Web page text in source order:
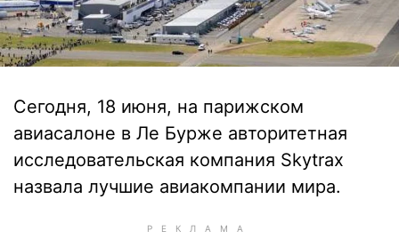
Сегодня, 18 июня, на парижском
авиасалоне в Ле Бурже авторитетная
исследовательская компания Skytrax
назвала лучшие авиакомпании мира.